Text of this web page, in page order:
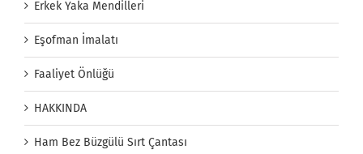
Erkek Yaka Mendilleri
Eşofman İmalatı
Faaliyet Önlüğü
HAKKINDA
Ham Bez Büzgülü Sırt Çantası